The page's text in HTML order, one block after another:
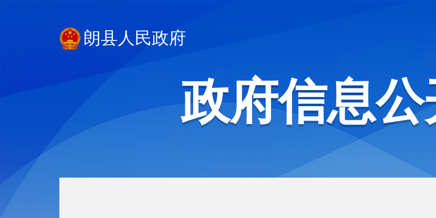
朗县人民政府
政府信息公